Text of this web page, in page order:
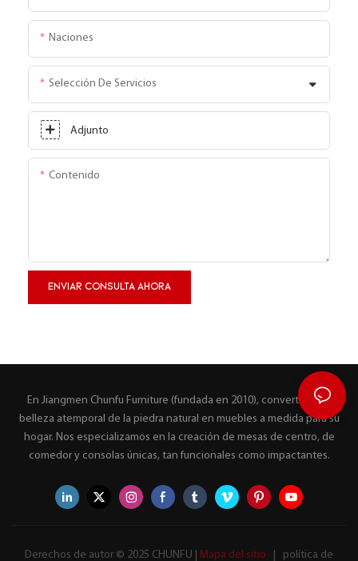
Naciones
Selección De Servicios
Adjunto
Contenido
ENVIAR CONSULTA AHORA
En Jiangmen Chunfu Furniture (fundada en 2010), convertimos la
belleza atemporal de la piedra natural en muebles a medida para su
hogar. Nos especializamos en la creación de mesas de centro, de
comedor y consolas únicas, tan funcionales como impactantes.
Derechos de autor © 2025 CHUNFU | Mapa del sitio política de